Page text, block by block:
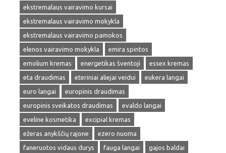
ekstremalaus vairavimo kursai
ekstremalaus vairavimo mokykla
ekstremalaus vairavimo pamokos
elenos vairavimo mokykla
emira spintos
emolium kremas
energetikas šventoji
essex kremas
eta draudimas
eteriniai aliejai veidui
eukera langai
euro langai
europinis draudimas
europinis sveikatos draudimas
evaldo langai
eveline kosmetika
excipial kremas
ežeras anykščių rajone
ezero nuoma
faneruotos vidaus durys
fauga langai
gajos baldai